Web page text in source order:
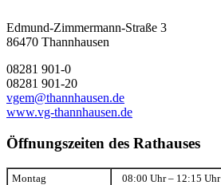
Edmund-Zimmermann-Straße 3
86470 Thannhausen
08281 901-0
08281 901-20
vgem@thannhausen.de
www.vg-thannhausen.de
Öffnungszeiten des Rathauses
Montag 08:00 Uhr – 12:15 Uhr